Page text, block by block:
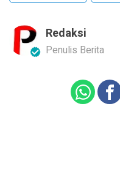
Redaksi
Penulis Berita